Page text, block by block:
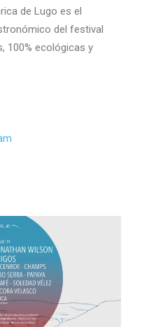
de Lugo es el
del festival
100% ecológicas y